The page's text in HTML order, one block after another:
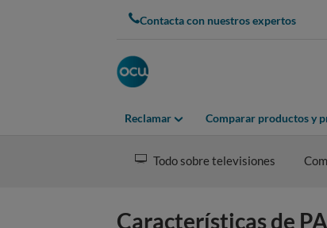
Contacta con nuestros expertos
Reclamar Comparar productos y
Todo sobre televisiones
Características de